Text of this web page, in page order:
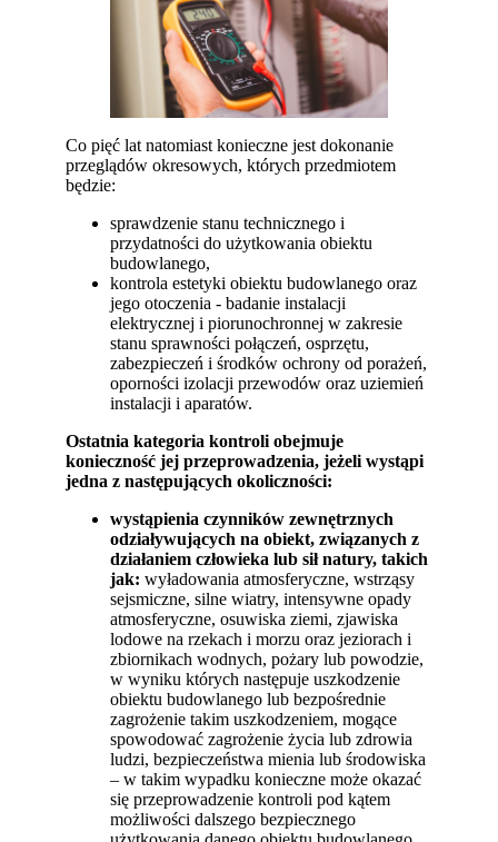
Co pięć lat natomiast konieczne jest dokonanie
przeglądów okresowych, których przedmiotem
będzie:
sprawdzenie stanu technicznego i
przydatności do użytkowania obiektu
budowlanego,
kontrola estetyki obiektu budowlanego oraz
jego otoczenia - badanie instalacji
elektrycznej i piorunochronnej w zakresie
stanu sprawności połączeń, osprzętu,
zabezpieczeń i środków ochrony od porażeń,
oporności izolacji przewodów oraz uziemień
instalacji i aparatów.
Ostatnia kategoria kontroli obejmuje
konieczność jej przeprowadzenia, jeżeli wystąpi
jedna z następujących okoliczności:
wystąpienia czynników zewnętrznych
odziaływujących na obiekt, związanych z
działaniem człowieka lub sił natury, takich
jak: wyładowania atmosferyczne, wstrząsy
sejsmiczne, silne wiatry, intensywne opady
atmosferyczne, osuwiska ziemi, zjawiska
lodowe na rzekach i morzu oraz jeziorach i
zbiornikach wodnych, pożary lub powodzie,
w wyniku których następuje uszkodzenie
obiektu budowlanego lub bezpośrednie
zagrożenie takim uszkodzeniem, mogące
spowodować zagrożenie życia lub zdrowia
ludzi, bezpieczeństwa mienia lub środowiska
– w takim wypadku konieczne może okazać
się przeprowadzenie kontroli pod kątem
możliwości dalszego bezpiecznego